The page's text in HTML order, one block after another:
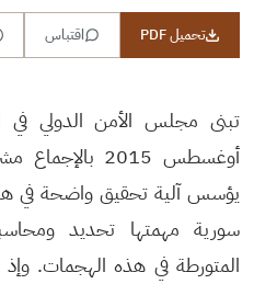
تحميل PDF اقتباس
تبنى مجلس الأمن الدولي
يؤسس آلية تحقيق واضحة في
سورية مهمتها تحديد
المتورطة في هذه الهجمات.